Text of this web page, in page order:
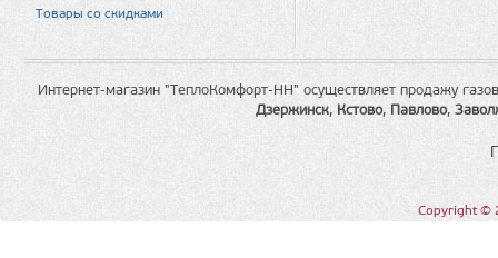
Товары со скидками
Интернет-магазин "ТеплоКомфорт-НН" осуществляет продажу
Дзержинск, Кстово, Павлово,
Copyright ©